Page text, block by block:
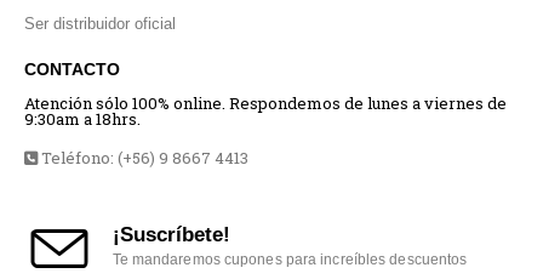
Ser distribuidor oficial
CONTACTO
Atención sólo 100% online. Respondemos de lunes a viernes de
9:30am a 18hrs.
Teléfono: (+56) 9 8667 4413
¡Suscríbete!
Te mandaremos cupones para increíbles descuentos